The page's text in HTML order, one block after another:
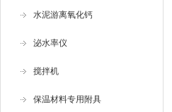
水泥游离氧化钙
泌水率仪
搅拌机
保温材料专用附具